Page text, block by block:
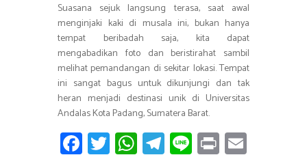
Suasana sejuk langsung terasa, saat awal
menginjaki kaki di musala ini, bukan hanya
tempat beribadah saja, kita dapat
mengabadikan foto dan beristirahat sambil
melihat pemandangan di sekitar lokasi. Tempat
ini sangat bagus untuk dikunjungi dan tak
heran menjadi destinasi unik di Universitas
Andalas Kota Padang, Sumatera Barat.
Fa T W T Li Pr